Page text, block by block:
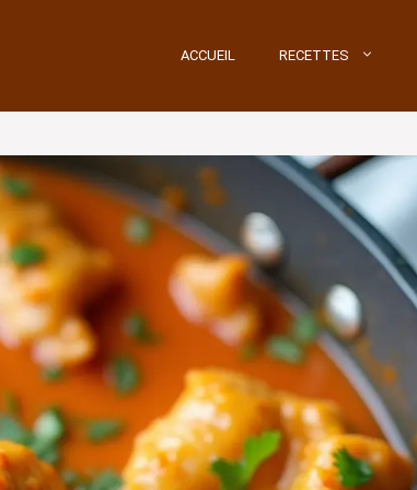
ACCUEIL RECETTES